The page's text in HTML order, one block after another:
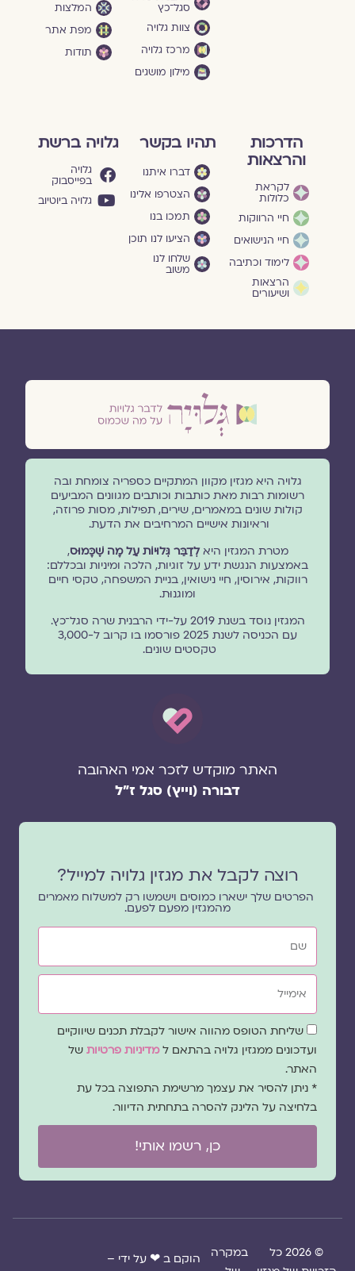
סגל־כץ
צוות גלויה
מרכז גלויה
מילון מושגים
המלצות
מפת אתר
תודות
הדרכות
והרצאות
לקראת
כלולות
חיי הרווקות
חיי הנישואים
לימוד וכתיבה
הרצאות
ושיעורים
תהיו בקשר
דברו איתנו
הצטרפו אלינו
תמכו בנו
הציעו לנו תוכן
שלחו לנו
משוב
גלויה ברשת
גלויה
בפייסבוק
גלויה ביוטיוב
גלויה היא מגזין מקוון המתקיים כספריה צומחת ובה
רשומות רבות מאת כותבות וכותבים מגוונים המביעים
קולות שונים במאמרים, שירים, תפילות, מסות פרוזה,
וראיונות אישיים המרחיבים את הדעת.
מטרת המגזין היאלְדַבֵּר גְּלוּיוֹת עַל מָה שֶׁכָּמוּס,
באמצעות הנגשת ידע על זוגיות, הלכה ומיניות ובכללם:
רווקות, אירוסין, חיי נישואין, בניית המשפחה, טקסי חיים
ומוגנוּת.
המגזין נוסד בשנת 2019 על-ידי הרבנית שרה סגל־כץ.
עם הכניסה לשנת 2025 פורסמו בו קרוב ל-3,000
טקסטים שונים.
האתר מוקדש לזכר אמי האהובה
דבורה (וייץ) סגל ז"ל
רוצה לקבל את מגזין גלויה למייל?
הפרטים שלך ישארו כמוסים וישמשו רק למשלוח מאמרים
מהמגזין מפעם לפעם.
שם
אימייל
שדה
הסכמה
שליחת הטופס מהווה אישור לקבלת תכנים שיווקיים
ועדכונים ממגזין גלויה בהתאם ל מדיניות פרטיותשל
האתר.
* ניתן להסיר את עצמך מרשימת התפוצה בכל עת
בלחיצה על הלינק להסרה בתחתית הדיוור.
כן, רשמו אותי!
© 2026 כל
במקרה
הוקם ב ❤ על ידי –